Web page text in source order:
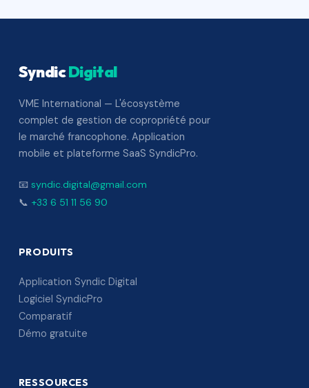
SyndicDigital
VME International — L'écosystème
complet de gestion de copropriété pour
le marché francophone. Application
mobile et plateforme SaaS SyndicPro.
📧 syndic.digital@gmail.com
📞 +33 6 51 11 56 90
PRODUITS
Application Syndic Digital
Logiciel SyndicPro
Comparatif
Démo gratuite
RESSOURCES